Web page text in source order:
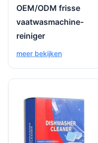
OEM/ODM frisse
vaatwasmachine-
reiniger
meer bekijken